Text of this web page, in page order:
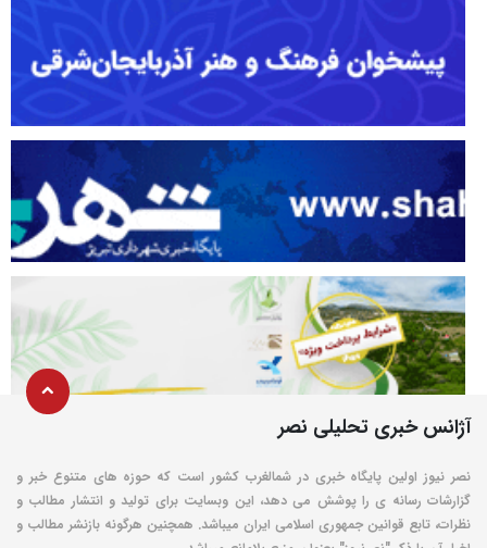
آژانس خبری تحلیلی نصر
نصر نیوز اولین پایگاه خبری در شمالغرب کشور است که حوزه های متنوع خبر و
گزارشات رسانه ی را پوشش می دهد، این وبسایت برای تولید و انتشار مطالب و
نظرات، تابع قوانین جمهوری اسلامی ایران میباشد. همچنین هرگونه بازنشر مطالب و